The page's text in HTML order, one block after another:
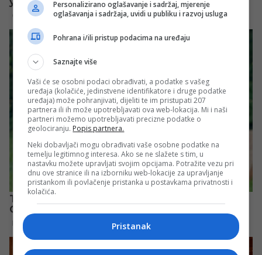
Personalizirano oglašavanje i sadržaj, mjerenje
oglašavanja i sadržaja, uvidi u publiku i razvoj usluga
Pohrana i/ili pristup podacima na uređaju
Saznajte više
Vaši će se osobni podaci obrađivati, a podatke s vašeg
uređaja (kolačiće, jedinstvene identifikatore i druge podatke
uređaja) može pohranjivati, dijeliti te im pristupati 207
partnera ili ih može upotrebljavati ova web-lokacija. Mi i naši
partneri možemo upotrebljavati precizne podatke o
geolociranju. Popis partnera.
Neki dobavljači mogu obrađivati vaše osobne podatke na
temelju legitimnog interesa. Ako se ne slažete s tim, u
nastavku možete upravljati svojim opcijama. Potražite vezu pri
dnu ove stranice ili na izborniku web-lokacije za upravljanje
pristankom ili povlačenje pristanka u postavkama privatnosti i
kolačića.
Pristanak